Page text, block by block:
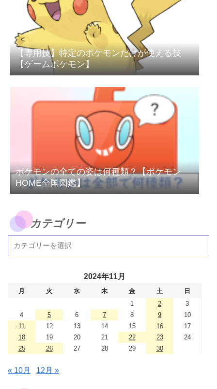
【専用技】特定のポケモンだけが使える技
【ゲームポケモン】
ポケモンの全ての姿は何種類？【ポケモン
HOME全国図鑑】
カテゴリー
2024年11月
月 火 水 木 金 土
日
1
2
3
4
5 6 7 8 9
10
11
12 13 14 15 16
17
18
19 20 21 22 23
24
25
26 27 28 29 30
« 10月 12月 »